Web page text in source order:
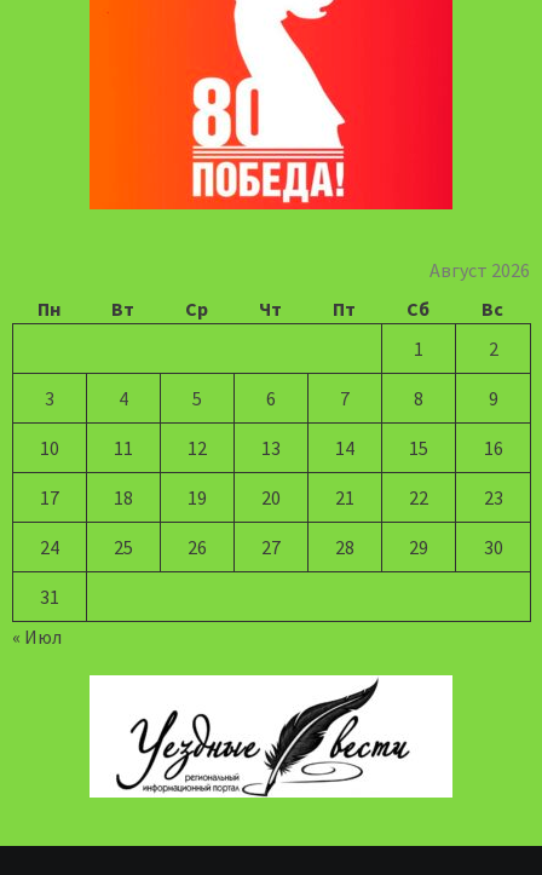
Август 2026
Пн
Вт Ср Чт Пт Сб
Вс
1
2
3 4 5 6 7 8 9
10 11 12 13 14 15 16
17 18 19 20 21 22 23
24 25 26 27 28 29 30
31
« Июл